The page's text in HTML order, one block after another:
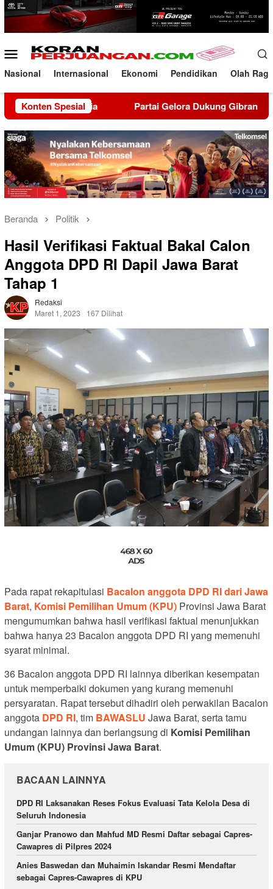
Loncat
ke
konten
Menu
Mobile
Nasional Internasional Ekonomi Pendidikan Olah Raga
Konten SpesialPartai Gelora Dukung Gibran Rakabuming
Beranda Politik
Hasil Verifikasi Faktual Bakal Calon
Anggota DPD RI Dapil Jawa Barat
Tahap 1
Redaksi
Maret 1, 2023
167 Dilihat
Pada rapat rekapitulasi Bacalon anggota DPD RI dari Jawa
Barat, Komisi Pemilihan Umum (KPU) Provinsi Jawa Barat
mengumumkan bahwa hasil verifikasi faktual menunjukkan
bahwa hanya 23 Bacalon anggota DPD RI yang memenuhi
syarat minimal.
36 Bacalon anggota DPD RI lainnya diberikan kesempatan
untuk memperbaiki dokumen yang kurang memenuhi
persyaratan. Rapat tersebut dihadiri oleh perwakilan Bacalon
anggota DPD RI, tim BAWASLU Jawa Barat, serta tamu
undangan lainnya dan berlangsung di Komisi Pemilihan
Umum (KPU) Provinsi Jawa Barat.
BACAAN LAINNYA
DPD RI Laksanakan Reses Fokus Evaluasi Tata Kelola Desa di
Seluruh Indonesia
Ganjar Pranowo dan Mahfud MD Resmi Daftar sebagai Capres-
Cawapres di Pilpres 2024
Anies Baswedan dan Muhaimin Iskandar Resmi Mendaftar
sebagai Capres-Cawapres di KPU